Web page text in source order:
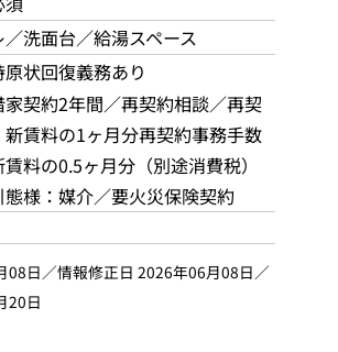
／洗面台／給湯スペース
状回復義務あり
家契約2年間／再契約相談／再契
賃料の1ヶ月分再契約事務手数
料の0.5ヶ月分（別途消費税）
態様：媒介／要火災保険契約
08日／情報修正日 2026年06月08日／
20日